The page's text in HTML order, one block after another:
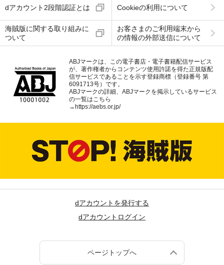
dアカウント2段階認証とは Cookieの利用について
海賊版に関する取り組みに
ついて
お客さまのご利用端末から
の情報の外部送信について
ABJマークは、この電子書店・電子書籍配信サービス
が、著作権者からコンテンツ使用許諾を得た正規版配
信サービスであることを示す登録商標（登録番号 第
6091713号）です。
ABJマークの詳細、ABJマークを掲示しているサービス
の一覧はこちら
→ https://aebs.or.jp/
dアカウントを発行する
dアカウントログイン
ページトップへ